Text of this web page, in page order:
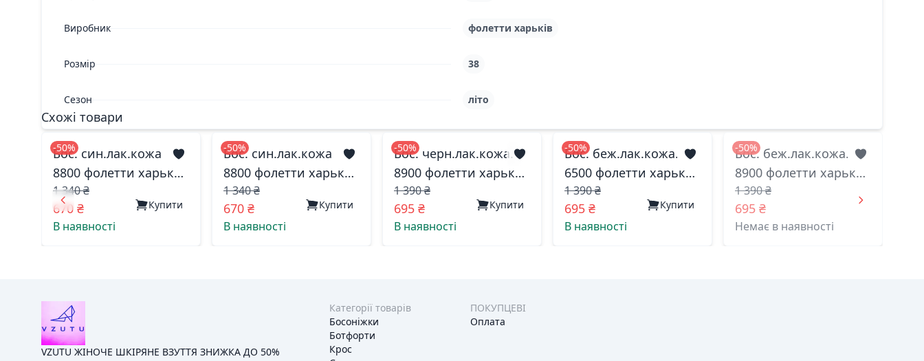
Виробник фолетти харьків
Розмір 38
Сезон літо
Схожі товари
-50%
Бос. син.лак.кожа
8800 фолетти харьков
37(р)
1 340 ₴
670 ₴ Купити
В наявності
-50%
Бос. син.лак.кожа
8800 фолетти харьков
40(р)
1 340 ₴
670 ₴ Купити
В наявності
-50%
Бос. черн.лак.кожа.
8900 фолетти харьков
36(р)
1 390 ₴
695 ₴ Купити
В наявності
-50%
Бос. беж.лак.кожа.
6500 фолетти харьков
38(р)
1 390 ₴
695 ₴ Купити
В наявності
-50%
Бос. беж.лак.кожа.
8900 фолетти харьков
39(р)
1 390 ₴
695 ₴
Немає в наявності
VZUTU ЖІНОЧЕ ШКІРЯНЕ ВЗУТТЯ ЗНИЖКА ДО 50%
Категорії товарів
Босоніжки
Ботфорти
Крос
ПОКУПЦЕВІ
Оплата